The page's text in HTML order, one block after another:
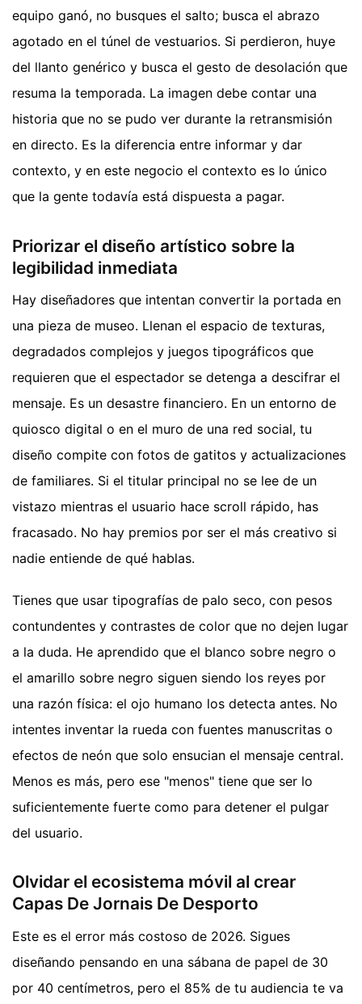
equipo ganó, no busques el salto; busca el abrazo
agotado en el túnel de vestuarios. Si perdieron, huye
del llanto genérico y busca el gesto de desolación que
resuma la temporada. La imagen debe contar una
historia que no se pudo ver durante la retransmisión
en directo. Es la diferencia entre informar y dar
contexto, y en este negocio el contexto es lo único
que la gente todavía está dispuesta a pagar.
Priorizar el diseño artístico sobre la
legibilidad inmediata
Hay diseñadores que intentan convertir la portada en
una pieza de museo. Llenan el espacio de texturas,
degradados complejos y juegos tipográficos que
requieren que el espectador se detenga a descifrar el
mensaje. Es un desastre financiero. En un entorno de
quiosco digital o en el muro de una red social, tu
diseño compite con fotos de gatitos y actualizaciones
de familiares. Si el titular principal no se lee de un
vistazo mientras el usuario hace scroll rápido, has
fracasado. No hay premios por ser el más creativo si
nadie entiende de qué hablas.
Tienes que usar tipografías de palo seco, con pesos
contundentes y contrastes de color que no dejen lugar
a la duda. He aprendido que el blanco sobre negro o
el amarillo sobre negro siguen siendo los reyes por
una razón física: el ojo humano los detecta antes. No
intentes inventar la rueda con fuentes manuscritas o
efectos de neón que solo ensucian el mensaje central.
Menos es más, pero ese "menos" tiene que ser lo
suficientemente fuerte como para detener el pulgar
del usuario.
Olvidar el ecosistema móvil al crear
Capas De Jornais De Desporto
Este es el error más costoso de 2026. Sigues
diseñando pensando en una sábana de papel de 30
por 40 centímetros, pero el 85% de tu audiencia te va